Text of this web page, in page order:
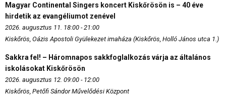
Magyar Continental Singers koncert Kiskőrösön is – 40 éve
hirdetik az evangéliumot zenével
2026. augusztus 11. 18:00 - 21:00
Kiskőrös, Oázis Apostoli Gyülekezet imaháza (Kiskőrös, Holló János utca 1.)
Sakkra fel! – Háromnapos sakkfoglalkozás várja az általános
iskolásokat Kiskőrösön
2026. augusztus 12. 09:00 - 12:00
Kiskőrös, Petőfi Sándor Művelődési Központ